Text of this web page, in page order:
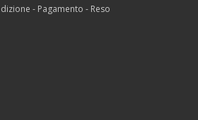
- Pagamento - Reso